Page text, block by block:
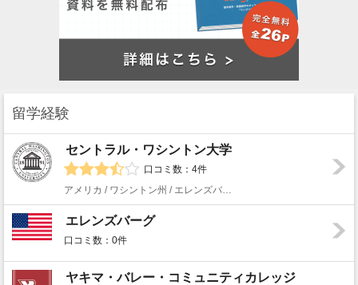
留学経験
セントラル・ワシントン大学
口コミ数：4件
アメリカ / ワシントン州 / エレンズバーグ
エレンズバーグ
口コミ数：0件
ヤキマ・バレー・コミュニティカレッジ